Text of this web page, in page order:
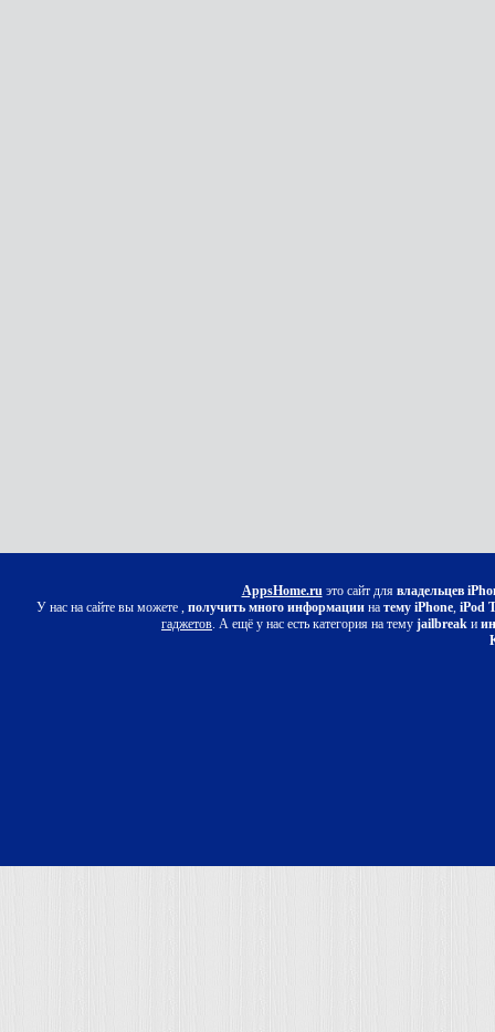
AppsHome.ruэто сайт для владельцев
У нас на сайте вы можете , получить много информациина тему iPhone,iPod
гаджетов. А ещё у нас есть категория на тему jailbreak и